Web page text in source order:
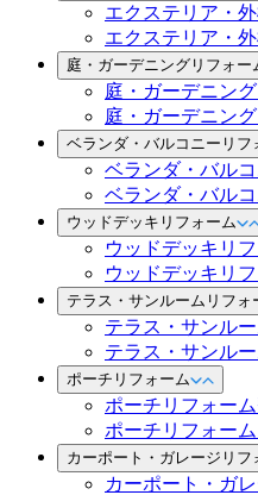
エクステリア・
エクステリア・
庭・ガーデニングリフォー
庭・ガーデニン
庭・ガーデニン
ベランダ・バルコニーリフ
ベランダ・バル
ベランダ・バル
ウッドデッキリフォーム
ウッドデッキリ
ウッドデッキリ
テラス・サンルームリフォ
テラス・サンル
テラス・サンル
ポーチリフォーム
ポーチリフォー
ポーチリフォー
カーポート・ガレージリフ
カーポート・ガ